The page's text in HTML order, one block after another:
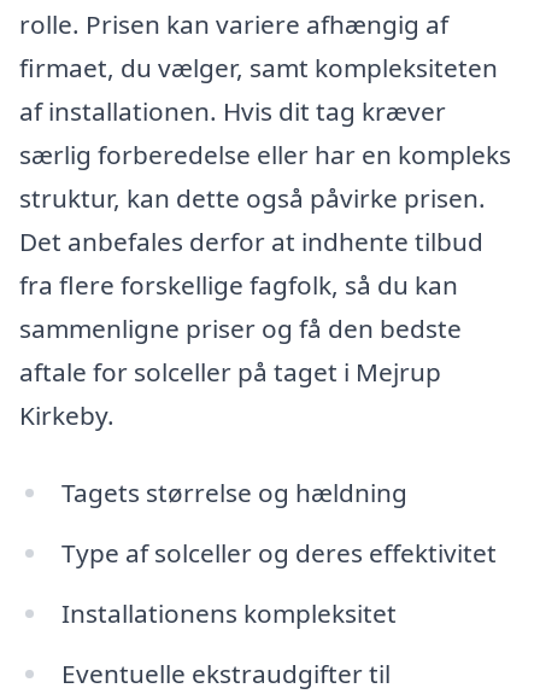
rolle. Prisen kan variere afhængig af
firmaet, du vælger, samt kompleksiteten
af installationen. Hvis dit tag kræver
særlig forberedelse eller har en kompleks
struktur, kan dette også påvirke prisen.
Det anbefales derfor at indhente tilbud
fra flere forskellige fagfolk, så du kan
sammenligne priser og få den bedste
aftale for solceller på taget i Mejrup
Kirkeby.
Tagets størrelse og hældning
Type af solceller og deres effektivitet
Installationens kompleksitet
Eventuelle ekstraudgifter til